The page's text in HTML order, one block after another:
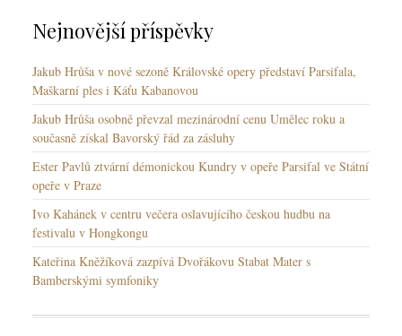
Nejnovější příspěvky
Jakub Hrůša v nové sezoně Královské opery představí Parsifala,
Maškarní ples i Káťu Kabanovou
Jakub Hrůša osobně převzal mezinárodní cenu Umělec roku a
současně získal Bavorský řád za zásluhy
Ester Pavlů ztvární démonickou Kundry v opeře Parsifal ve Státní
opeře v Praze
Ivo Kahánek v centru večera oslavujícího českou hudbu na
festivalu v Hongkongu
Kateřina Kněžíková zazpívá Dvořákovu Stabat Mater s
Bamberskými symfoniky